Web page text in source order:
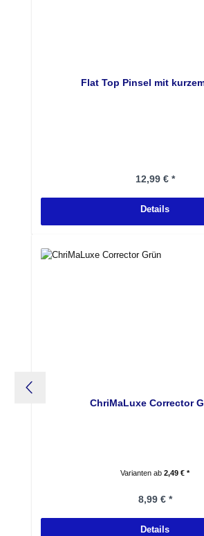
Flat Top Pinsel mit
Regulärer Preis:
12,99 € *
Details
ChriMaLuxe Corrector
Varianten ab 2,49 € *
Regulärer Preis:
8,99 € *
Details